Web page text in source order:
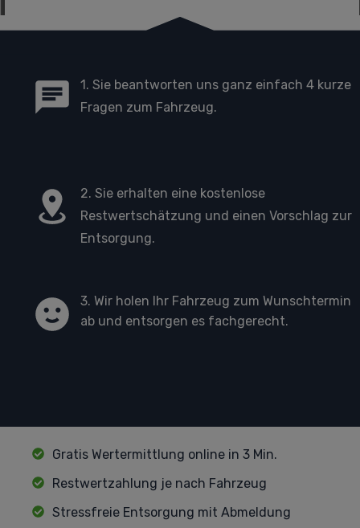
1. Sie beantworten uns ganz einfach 4 kurze
Fragen zum Fahrzeug.
2. Sie erhalten eine kostenlose
Restwertschätzung und einen Vorschlag zur
Entsorgung.
3. Wir holen Ihr Fahrzeug zum Wunschtermin
ab und entsorgen es fachgerecht.
Gratis Wertermittlung online in 3 Min.
Restwertzahlung je nach Fahrzeug
Stressfreie Entsorgung mit Abmeldung